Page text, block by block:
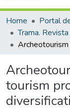
Home
tourism